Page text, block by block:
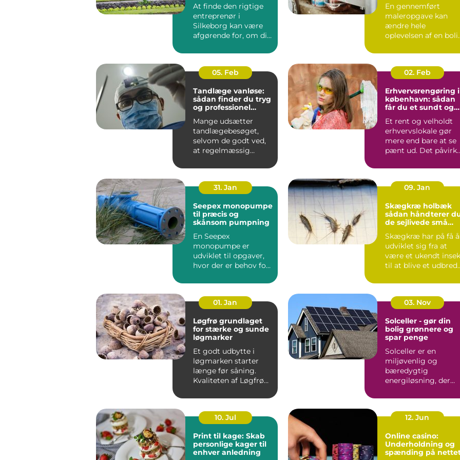
At finde den rigtige
entreprenør i
Silkeborg kan være
afgørende for, om dit
haveprojekt...
En gennemført
maleropgave kan
ændre hele
oplevelsen af en
Farver, finish...
05. Feb
Tandlæge vanløse:
sådan finder du tryg
og professionel
Mange udsætter
tandlægebesøget,
selvom de godt ved,
at regelmæssig
Nogle gør de...
02. Feb
Erhvervsrengøring i
københavn: sådan
får du et sundt og
arbejdsmiljø
Et rent og velholdt
erhvervslokale gør
mere end bare at se
pænt ud. Det
medarbejdernes...
31. Jan
Seepex monopumpe
til præcis og
skånsom pumpning
En Seepex
monopumpe er
udviklet til opgaver,
hvor der er behov for
skånsom håndterin...
09. Jan
Skægkræ holbæk
sådan håndterer
de sejlivede små
Skægkræ har på få
udviklet sig fra at
være et ukendt
til at blive et udbredt
01. Jan
Løgfrø grundlaget
for stærke og sunde
løgmarker
Et godt udbytte i
løgmarken starter
længe før såning.
Kvaliteten af Løgfrø
planter...
03. Nov
Solceller - gør din
bolig grønnere og
spar penge
Solceller er en
miljøvenlig og
bæredygtig
energiløsning, der
mere...
10. Jul
Print til kage: Skab
personlige kager til
enhver anledning
12. Jun
Online casino:
Underholdning og
spænding på